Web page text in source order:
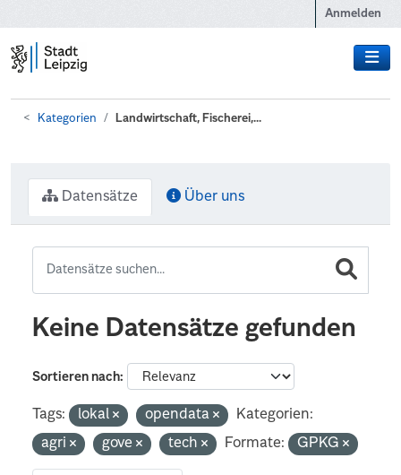
Anmelden
Kategorien Landwirtschaft, Fischerei,...
Datensätze Über uns
Keine Datensätze gefunden
Sortieren nach
Tags: lokal opendata
Kategorien:
agri
gove tech Formate: GPKG